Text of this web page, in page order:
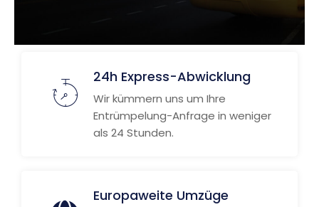
24h Express-Abwicklung
Wir kümmern uns um Ihre
Entrümpelung-Anfrage in weniger
als 24 Stunden.
Europaweite Umzüge